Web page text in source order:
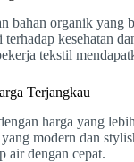
organik yang
kesehatan
tekstil
Terjangkau
harga yang
modern dan
air dengan cepat.